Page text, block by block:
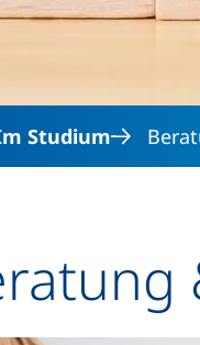
Studium